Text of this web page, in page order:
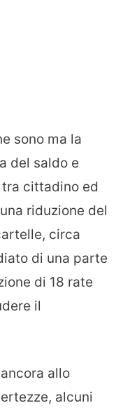
sono ma la
del saldo e
cittadino ed
riduzione del
circa
di una parte
di 18 rate
il
allo
alcuni